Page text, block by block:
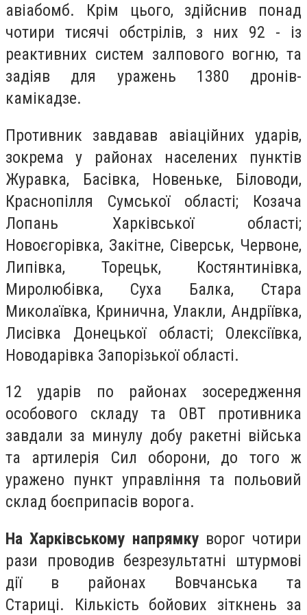
авіабомб. Крім цього, здійснив понад
чотири тисячі обстрілів, з них 92 - із
реактивних систем залпового вогню, та
задіяв для уражень 1380 дронів-
камікадзе.
Противник завдавав авіаційних ударів,
зокрема у районах населених пунктів
Журавка, Басівка, Новеньке, Біловоди,
Краснопілля Сумської області; Козача
Лопань Харківської області;
Новоєгорівка, Закітне, Сіверськ, Червоне,
Липівка, Торецьк, Костянтинівка,
Миролюбівка, Суха Балка, Стара
Миколаївка, Кринична, Улакли, Андріївка,
Лисівка Донецької області; Олексіївка,
Новодарівка Запорізької області.
12 ударів по районах зосередження
особового складу та ОВТ противника
завдали за минулу добу ракетні війська
та артилерія Сил оборони, до того ж
уражено пункт управління та польовий
склад боєприпасів ворога.
На Харківському напрямку ворог чотири
рази проводив безрезультатні штурмові
дії в районах Вовчанська та
Стариці. Кількість бойових зіткнень за